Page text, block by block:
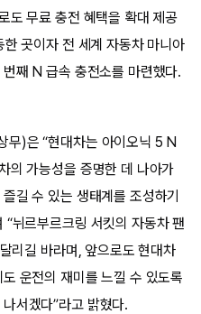
도 무료 충전 혜택을 확대 제공
곳이자 전 세계 자동차 마니아
째 N 급속 충전소를 마련했다.
무)은 “현대차는 아이오닉 5 N
의 가능성을 증명한 데 나아가
길 수 있는 생태계를 조성하기
뉘르부르크링 서킷의 자동차 팬
리길 바라며, 앞으로도 현대차
운전의 재미를 느낄 수 있도록
서겠다”라고 밝혔다.